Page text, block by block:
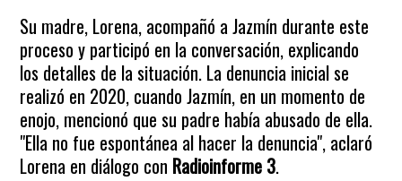
Su madre, Lorena, acompañó a Jazmín durante este
proceso y participó en la conversación, explicando
los detalles de la situación. La denuncia inicial se
realizó en 2020, cuando Jazmín, en un momento de
enojo, mencionó que su padre había abusado de ella.
"Ella no fue espontánea al hacer la denuncia", aclaró
Lorena en diálogo con Radioinforme 3.